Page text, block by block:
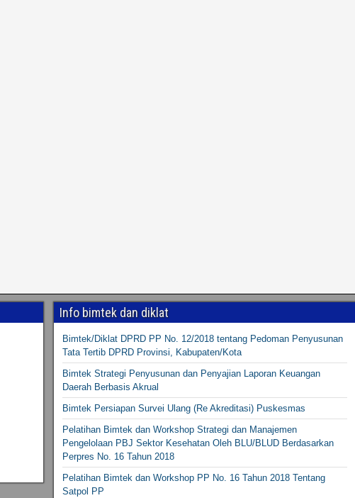
Info bimtek dan diklat
Bimtek/Diklat DPRD PP No. 12/2018 tentang Pedoman Penyusunan
Tata Tertib DPRD Provinsi, Kabupaten/Kota
Bimtek Strategi Penyusunan dan Penyajian Laporan Keuangan
Daerah Berbasis Akrual
Bimtek Persiapan Survei Ulang (Re Akreditasi) Puskesmas
Pelatihan Bimtek dan Workshop Strategi dan Manajemen
Pengelolaan PBJ Sektor Kesehatan Oleh BLU/BLUD Berdasarkan
Perpres No. 16 Tahun 2018
Pelatihan Bimtek dan Workshop PP No. 16 Tahun 2018 Tentang
Satpol PP